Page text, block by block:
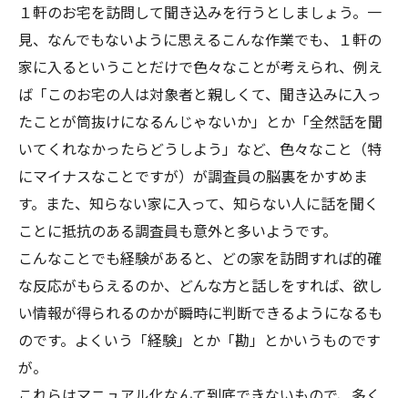
１軒のお宅を訪問して聞き込みを行うとしましょう。一
見、なんでもないように思えるこんな作業でも、１軒の
家に入るということだけで色々なことが考えられ、例え
ば「このお宅の人は対象者と親しくて、聞き込みに入っ
たことが筒抜けになるんじゃないか」とか「全然話を聞
いてくれなかったらどうしよう」など、色々なこと（特
にマイナスなことですが）が調査員の脳裏をかすめま
す。また、知らない家に入って、知らない人に話を聞く
ことに抵抗のある調査員も意外と多いようです。
こんなことでも経験があると、どの家を訪問すれば的確
な反応がもらえるのか、どんな方と話しをすれば、欲し
い情報が得られるのかが瞬時に判断できるようになるも
のです。よくいう「経験」とか「勘」とかいうものです
が。